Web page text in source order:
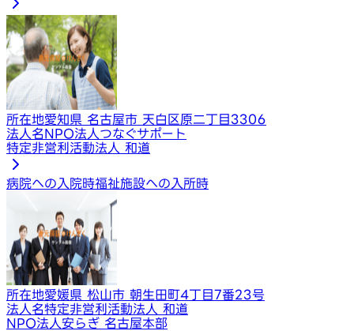
所在地愛知県 名古屋市 天白区原二丁目3306
法人名NPO法人つなぐサポート
特定非営利活動法人 和道
病院への入院時福祉施設への入所時
所在地愛媛県 松山市 朝生田町4丁目7番23号
法人名特定非営利活動法人 和道
NPO法人安らぎ 名古屋本部